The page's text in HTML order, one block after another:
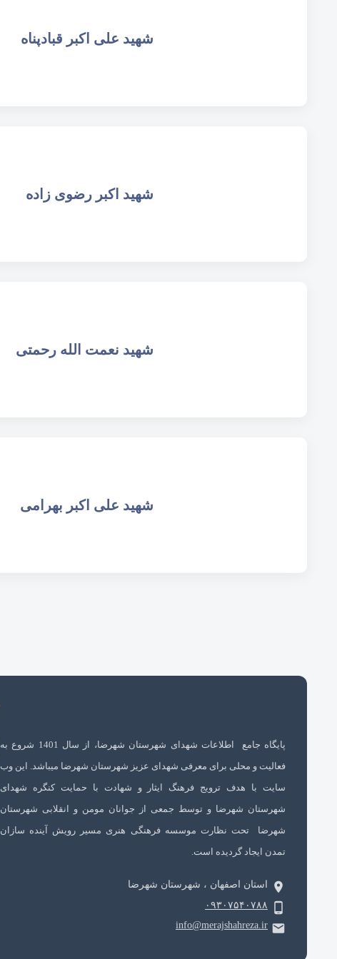
شهید علی اکبر قبادپناه
شهید اکبر رضوی زاده
شهید نعمت الله رحمتی
شهید علی اکبر بهرامی
پایگاه جامع اطلاعات شهدای شهرستان شهرضا، از سال 1401 شروع به
فعالیت و محلی برای معرفی شهدای عزیز شهرستان شهرضا میباشد. این وب
سایت با هدف ترویج فرهنگ ایثار و شهادت با حمایت کنگره شهدای
شهرستان شهرضا و توسط جمعی از جوانان مومن و انقلابی شهرستان
شهرضا تحت نظارت موسسه فرهنگی هنری مسیر رویش آینده سازان
تمدن ایجاد گردیده است.
استان اصفهان ، شهرستان شهرضا
۰۹۳۰۷۵۴۰۷۸۸
info@merajshahreza.ir